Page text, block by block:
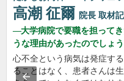
高潮 征爾 院長 取材
大学病院で要職を担って
うな理由があったのでしょ
心不全という病気は発症す
ることはなく、患者さんは